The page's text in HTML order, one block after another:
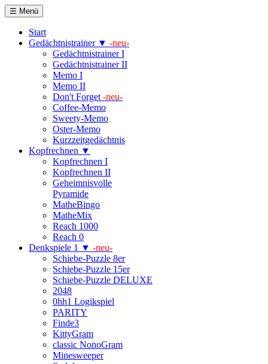
☰ Menü
Start
Gedächtnistrainer ▼ -neu-
Gedächtnistrainer I
Gedächtnistrainer II
Memo I
Memo II
Don't Forget -neu-
Coffee-Memo
Sweety-Memo
Oster-Memo
Kurzzeitgedächtnis
Kopfrechnen ▼
Kopfrechnen I
Kopfrechnen II
Geheimnisvolle
Pyramide
MatheBingo
MatheMix
Reach 1000
Reach 0
Denkspiele 1 ▼ -neu-
Schiebe-Puzzle 8er
Schiebe-Puzzle 15er
Schiebe-Puzzle DELUXE
2048
0hh1 Logikspiel
PARITY
Finde3
KittyGram
classic NonoGram
Minesweeper